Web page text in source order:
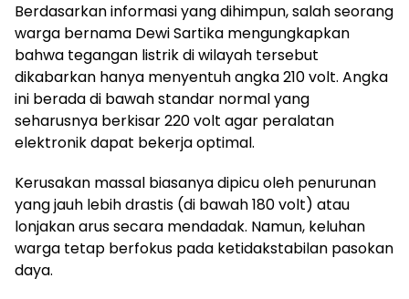
Berdasarkan informasi yang dihimpun, salah seorang
warga bernama Dewi Sartika mengungkapkan
bahwa tegangan listrik di wilayah tersebut
dikabarkan hanya menyentuh angka 210 volt. Angka
ini berada di bawah standar normal yang
seharusnya berkisar 220 volt agar peralatan
elektronik dapat bekerja optimal.
Kerusakan massal biasanya dipicu oleh penurunan
yang jauh lebih drastis (di bawah 180 volt) atau
lonjakan arus secara mendadak. Namun, keluhan
warga tetap berfokus pada ketidakstabilan pasokan
daya.